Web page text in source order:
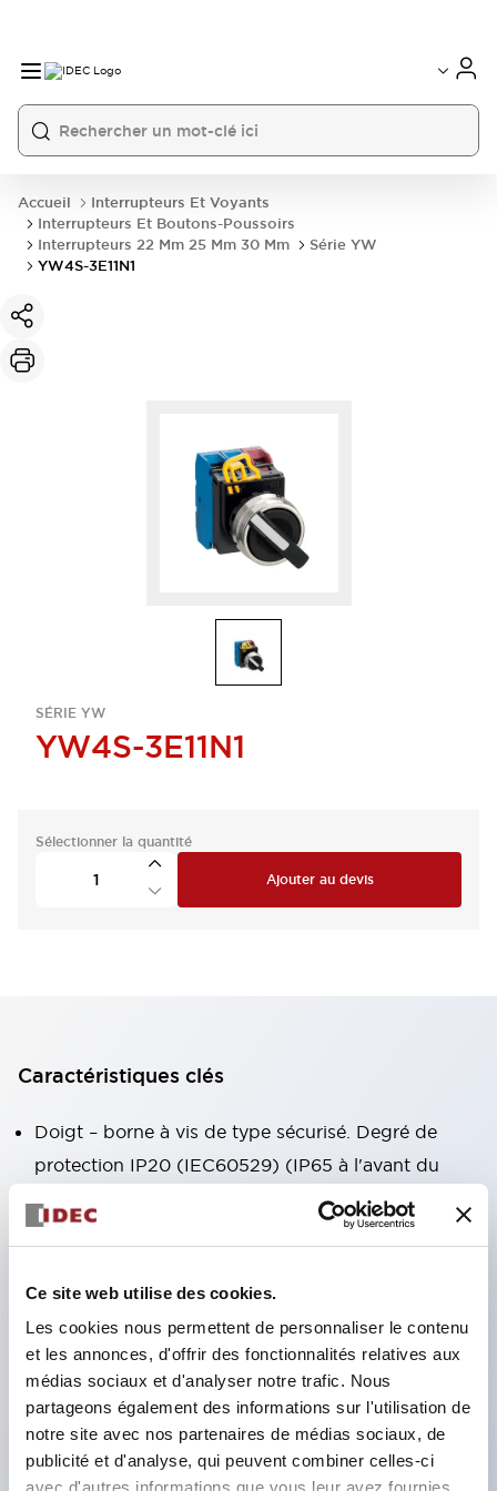
Ce site web utilise des cookies.
Les cookies nous permettent de personnaliser le contenu
et les annonces, d'offrir des fonctionnalités relatives aux
médias sociaux et d'analyser notre trafic. Nous
partageons également des informations sur l'utilisation de
notre site avec nos partenaires de médias sociaux, de
publicité et d'analyse, qui peuvent combiner celles-ci
avec d'autres informations que vous leur avez fournies
Accueil
Interrupteurs Et Voyants
Interrupteurs Et Boutons-Poussoirs
Interrupteurs 22 Mm 25 Mm 30 Mm
Série YW
YW4S-3E11N1
SÉRIE YW
YW4S-3E11N1
Sélectionner la quantité
Ajouter au devis
Caractéristiques clés
Doigt – borne à vis de type sécurisé. Degré de
protection IP20 (IEC60529) (IP65 à l'avant du
panneau).
Bloc de contacts combiné facilitant l'installation et
Cadre noir, cadre argenté.
Également équipé d'un interrupteur à clé, d'un
voyant intégré, gamme variée ! Dispositif d'arrêt
d'urgence conforme aux normes internationales.
Disponible en version éclairée et non éclairée.
Modes de réinitialisation par tirage ou rotation.